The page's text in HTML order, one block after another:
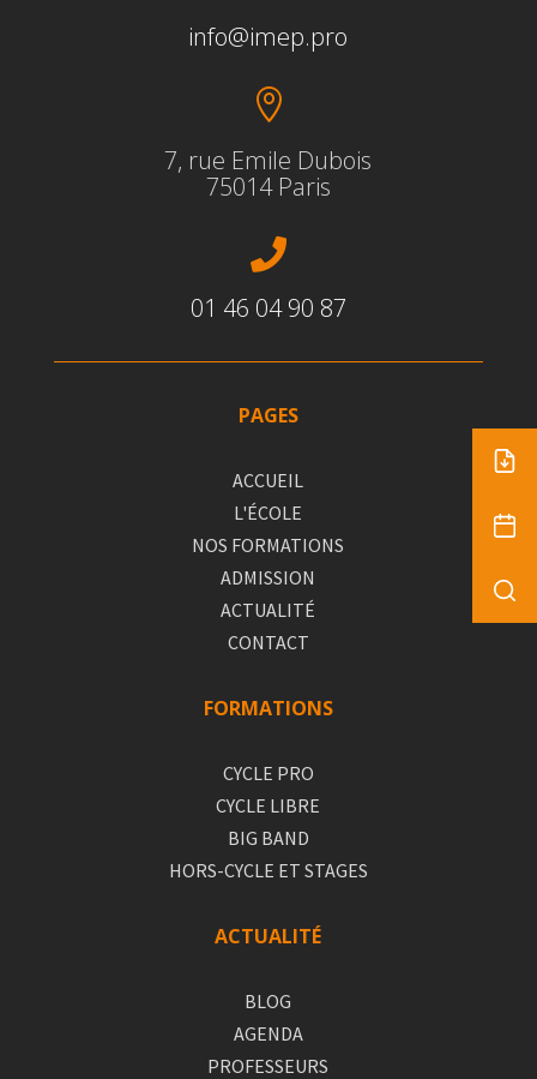
info@imep.pro

7, rue Emile Dubois
75014 Paris

01 46 04 90 87
PAGES
ACCUEIL
L'ÉCOLE
NOS FORMATIONS
ADMISSION
ACTUALITÉ
CONTACT
FORMATIONS
CYCLE PRO
CYCLE LIBRE
BIG BAND
HORS-CYCLE ET STAGES
ACTUALITÉ
BLOG
AGENDA
PROFESSEURS